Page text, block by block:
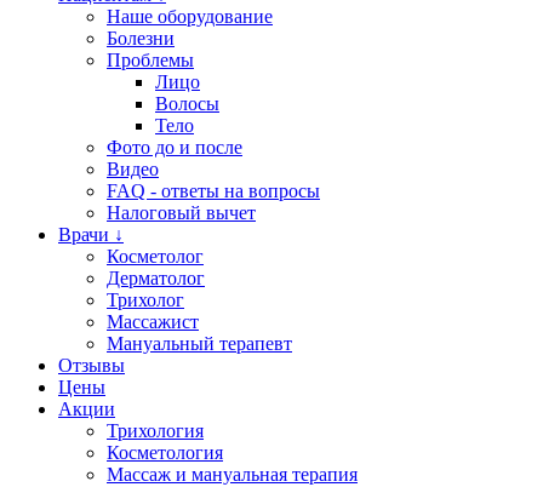
Наше оборудование
Болезни
Проблемы
Лицо
Волосы
Тело
Фото до и после
Видео
FAQ - ответы на вопросы
Налоговый вычет
Врачи ↓
Косметолог
Дерматолог
Трихолог
Массажист
Мануальный терапевт
Отзывы
Цены
Акции
Трихология
Косметология
Массаж и мануальная терапия